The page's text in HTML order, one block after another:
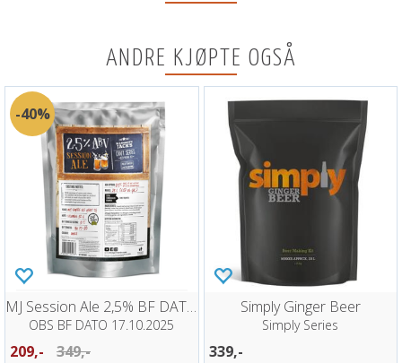
ANDRE KJØPTE OGSÅ
40%
MJ Session Ale 2,5% BF DATO 10/2025
OBS BF DATO 17.10.2025
209,- 349,-
Simply Ginger Beer
Simply Series
339,-